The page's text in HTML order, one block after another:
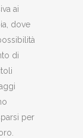
ai
dove
di
per